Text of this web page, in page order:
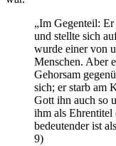
„Im Gegenteil:
und stellte sich
wurde einer von
Menschen. Aber
Gehorsam
sich; er starb am
Gott ihn auch so
ihm als Ehrentitel
bedeutender ist
9)